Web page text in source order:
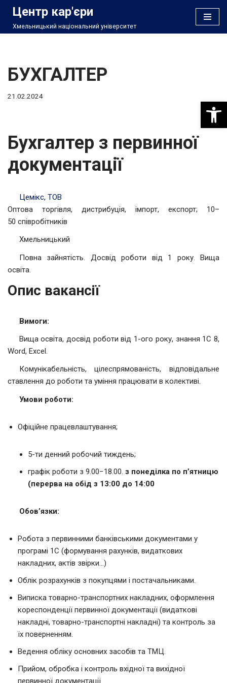
Перейти
Центр кар'єри
Хмельницький національний університет
БУХГАЛТЕР
21.02.2024
Бухгалтер з первинної
документації
Цемікс, ТОВ
Оптова торгівля, дистрибуція, імпорт, експорт; 10–
50 співробітників
Хмельницький
Повна зайнятість. Досвід роботи від 1 року. Вища
освіта.
Опис вакансії
Вимоги:
Вища освіта, досвід роботи від 1-ого року, знання 1С 8,
Word, Excel.
Комунікабельність, цілеспрямованість, відповідальне
ставлення до роботи та уміння працювати в колективі.
Умови роботи:
Офіційне працевлаштування;
5-ти денний робочий тиждень;
графік роботи з 9.00−18.00. з понеділка по п’ятницю
(перерва на обід з 13:00 до 14:00
Обов’язки:
Робота з первинними банківськими документами у
програмі 1С (формування рахунків, видаткових
накладних, актів звірки…)
Облік розрахунків з покупцями і постачальниками.
Виписка товарно-транспортних накладних, оформлення
кореспонденції первинної документації (видаткові
накладні, товарно-транспортні накладні) та контроль за
їх поверненням.
Ведення обліку основних засобів та ТМЦ.
Прийом, обробка і контроль вхідної та вихідної
первинної документації.